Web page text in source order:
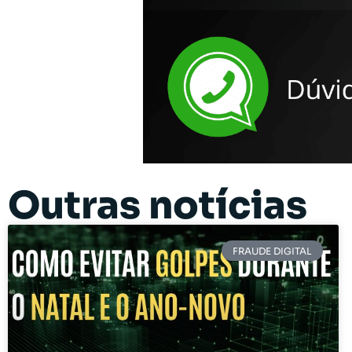
Outras notícias
FRAUDE DIGITAL